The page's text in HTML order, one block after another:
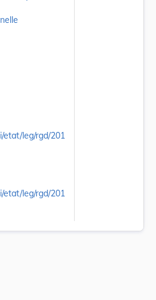
etat/leg/rgd/201
etat/leg/rgd/201